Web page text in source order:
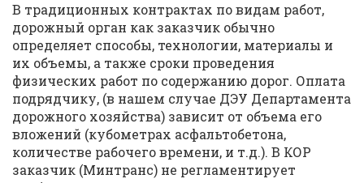
В традиционных контрактах по видам работ,
дорожный орган как заказчик обычно
определяет способы, технологии, материалы и
их объемы, а также сроки проведения
физических работ по содержанию дорог. Оплата
подрядчику, (в нашем случае ДЭУ Департамента
дорожного хозяйства) зависит от объема его
вложений (кубометрах асфальтобетона,
количестве рабочего времени, и т.д.). В КОР
заказчик (Минтранс) не регламентирует